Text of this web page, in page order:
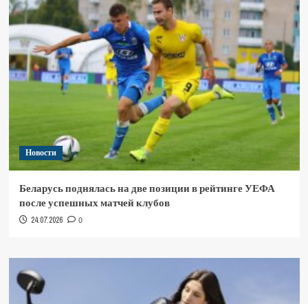
Новости
Беларусь поднялась на две позиции в рейтинге УЕФА
после успешных матчей клубов
24.07.2026 0